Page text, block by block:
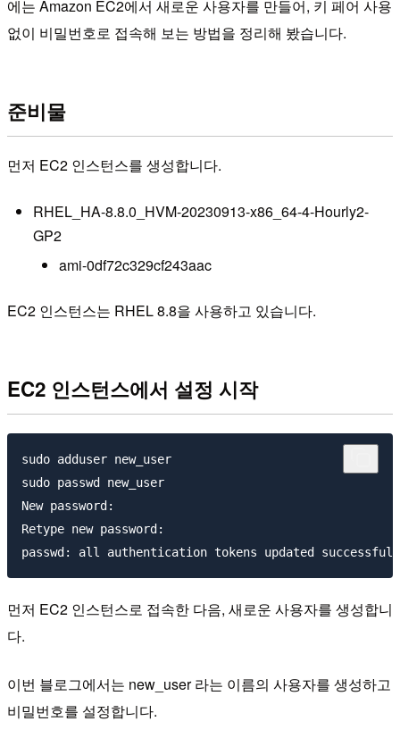
에는 Amazon EC2에서 새로운 사용자를 만들어, 키 페어 사용
없이 비밀번호로 접속해 보는 방법을 정리해 봤습니다.
준비물
먼저 EC2 인스턴스를 생성합니다.
RHEL_HA-8.8.0_HVM-20230913-x86_64-4-Hourly2-
GP2
ami-0df72c329cf243aac
EC2 인스턴스는 RHEL 8.8을 사용하고 있습니다.
EC2 인스턴스에서 설정 시작
sudo adduser new_user
sudo passwd new_user
New password:
Retype new password:
먼저 EC2 인스턴스로 접속한 다음, 새로운 사용자를 생성합니
다.
이번 블로그에서는 new_user 라는 이름의 사용자를 생성하고
비밀번호를 설정합니다.